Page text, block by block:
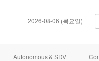
2026-08-06 (목요일)
Autonomous & SDV